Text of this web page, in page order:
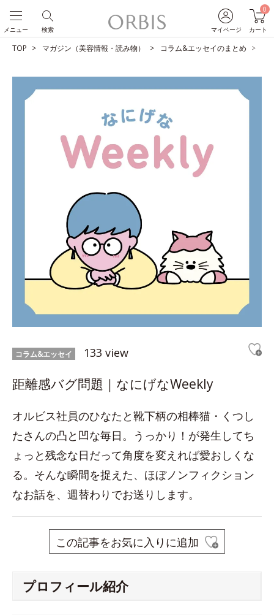
マイページ
0
カート
検索
メニュー
TOP マガジン（美容情報・読み物） コラム&エッセイのまとめ
コラム&エッセイ 133 view
距離感バグ問題｜なにげなWeekly
オルビス社員のひなたと靴下柄の相棒猫・くつし
たさんの凸と凹な毎日。うっかり！が発生してち
ょっと残念な日だって角度を変えれば愛おしくな
る。そんな瞬間を捉えた、ほぼノンフィクション
なお話を、週替わりでお送りします。
この記事をお気に入りに追加
プロフィール紹介